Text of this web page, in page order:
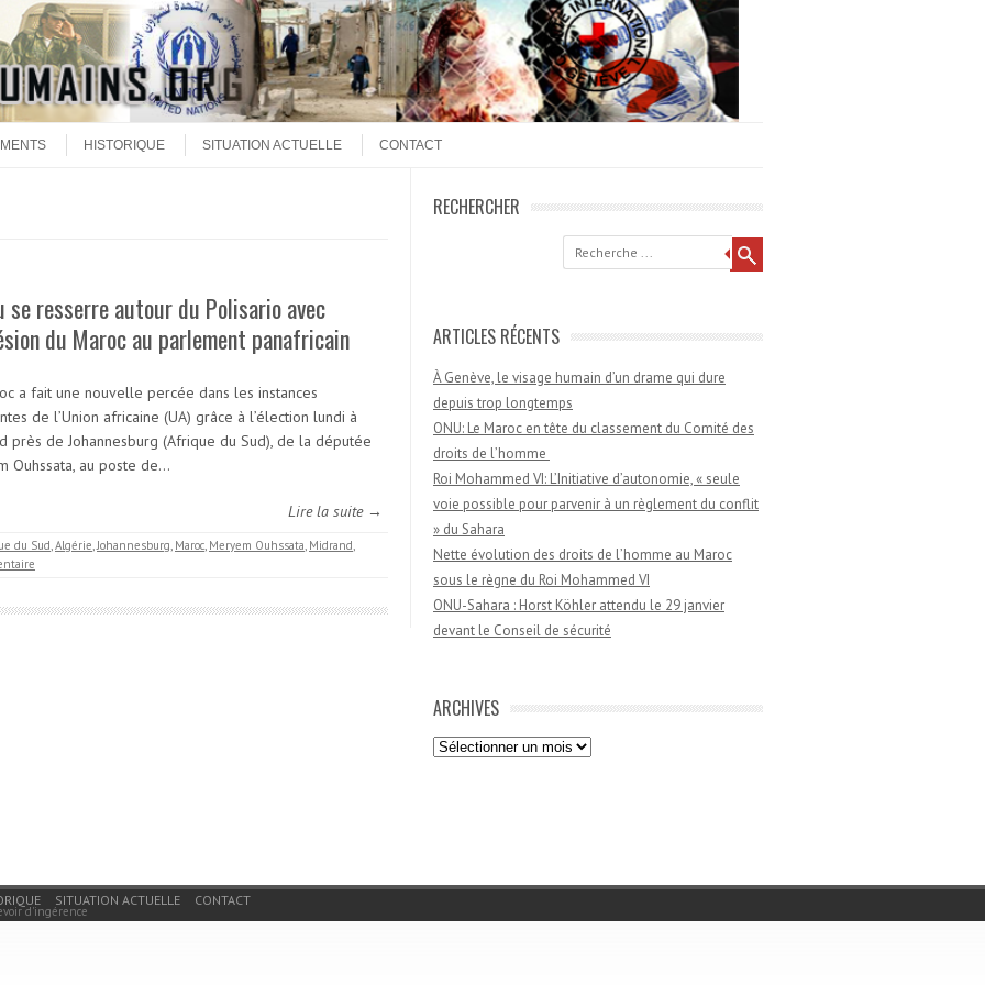
HISTORIQUE SITUATION ACTUELLE CONTACT
se resserre autour du Polisario avec
du Maroc au parlement panafricain
a fait une nouvelle percée dans les instances
de l’Union africaine (UA) grâce à l’élection lundi à
près de Johannesburg (Afrique du Sud), de la députée
Ouhssata, au poste de…
Lire la suite →
du Sud,Algérie,Johannesburg, Maroc, Meryem Ouhssata, Midrand,
RECHERCHER
ARTICLES RÉCENTS
À Genève, le visage humain d’un drame qui dure
depuis trop longtemps
ONU: Le Maroc en tête du classement du Comité des
droits de l’homme
Roi Mohammed VI: L’Initiative d’autonomie, « seule
voie possible pour parvenir à un règlement du conflit
» du Sahara
Nette évolution des droits de l’homme au Maroc
sous le règne du Roi Mohammed VI
ONU-Sahara : Horst Köhler attendu le 29 janvier
devant le Conseil de sécurité
ARCHIVES
Archives
SITUATION ACTUELLE CONTACT
d'ingérence